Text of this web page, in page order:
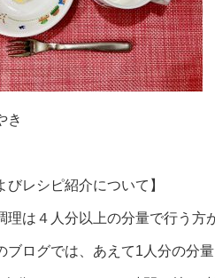
き
びレシピ紹介について】
理は４人分以上の分量で行う方
ブログでは、あえて1人分の分